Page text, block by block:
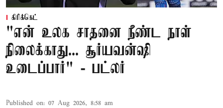
கிரிக்கெட்
"என் உலக சாதனை நீண்ட நாள்
நிலைக்காது... சூர்யவன்ஷி
உடைப்பார்" - பட்லர்
Published on: 07 Aug 2026, 8:58 am